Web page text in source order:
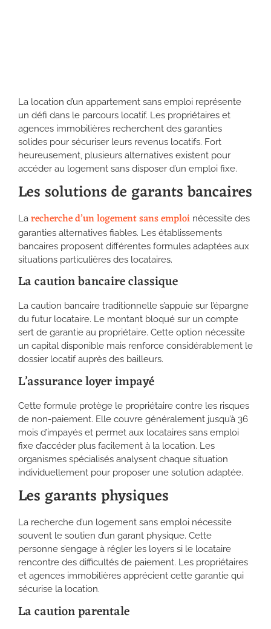
La location d’un appartement sans emploi représente
un défi dans le parcours locatif. Les propriétaires et
agences immobilières recherchent des garanties
solides pour sécuriser leurs revenus locatifs. Fort
heureusement, plusieurs alternatives existent pour
accéder au logement sans disposer d’un emploi fixe.
Les solutions de garants bancaires
La recherche d’un logement sans emploi nécessite des
garanties alternatives fiables. Les établissements
bancaires proposent différentes formules adaptées aux
situations particulières des locataires.
La caution bancaire classique
La caution bancaire traditionnelle s’appuie sur l’épargne
du futur locataire. Le montant bloqué sur un compte
sert de garantie au propriétaire. Cette option nécessite
un capital disponible mais renforce considérablement le
dossier locatif auprès des bailleurs.
L’assurance loyer impayé
Cette formule protège le propriétaire contre les risques
de non-paiement. Elle couvre généralement jusqu’à 36
mois d’impayés et permet aux locataires sans emploi
fixe d’accéder plus facilement à la location. Les
organismes spécialisés analysent chaque situation
individuellement pour proposer une solution adaptée.
Les garants physiques
La recherche d’un logement sans emploi nécessite
souvent le soutien d’un garant physique. Cette
personne s’engage à régler les loyers si le locataire
rencontre des difficultés de paiement. Les propriétaires
et agences immobilières apprécient cette garantie qui
sécurise la location.
La caution parentale